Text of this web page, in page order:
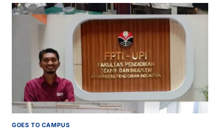
GOES TO CAMPUS